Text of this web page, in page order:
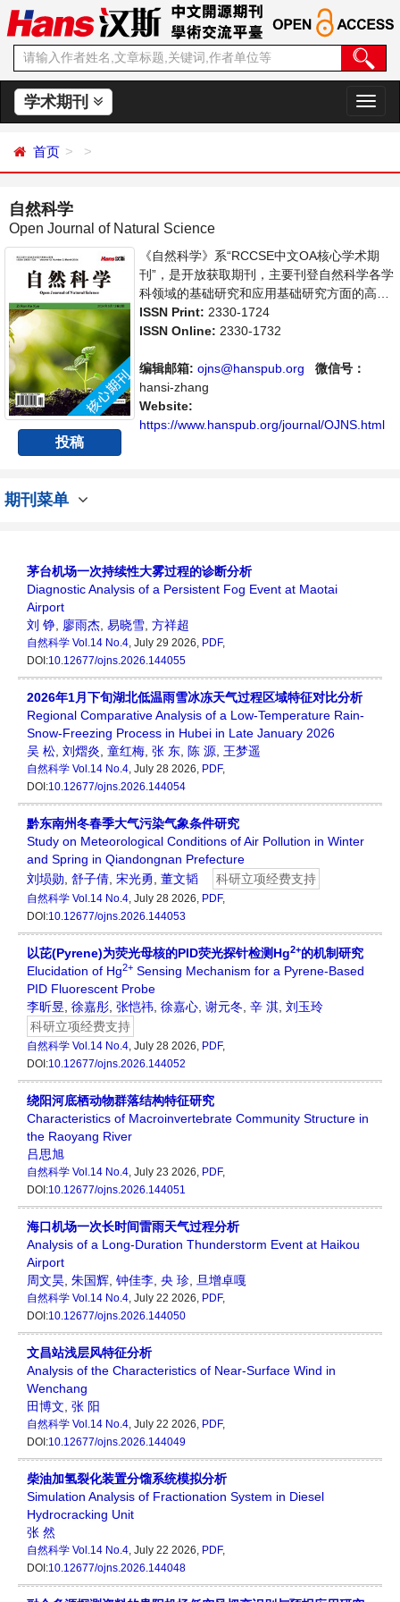
学术期刊
切
换
首页
自然科学
Open Journal of Natural Science
投稿
《自然科学》系“RCCSE中文OA核心学术期
刊”，是开放获取期刊，主要刊登自然科学各学
科领域的基础研究和应用基础研究方面的高水
平、有创造性和重要意义的最新研究成果论
文。本刊支持思想创新、学术创新，倡导科
在给世界范围内的科学家、学者、科研人员提
供一个传播、分享和讨论自然科学领域内不同
方向问题与发展的交流平台。
ISSN Print: 2330-1724
ISSN Online: 2330-1732
编辑邮箱: ojns@hanspub.org
微信号：
hansi-zhang
Website:
https://www.hanspub.org/journal/OJNS.html
期刊菜单
茅台机场一次持续性大雾过程的诊断分析
Diagnostic Analysis of a Persistent Fog Event at Maotai
Airport
刘 铮 廖雨杰 易晓雪 方祥超
自然科学 Vol.14 No.4, July 29 2026, PDF,
DOI:10.12677/ojns.2026.144055
2026年1月下旬湖北低温雨雪冰冻天气过程区域特征对比分析
Regional Comparative Analysis of a Low-Temperature Rain-
Snow-Freezing Process in Hubei in Late January 2026
吴 松 刘熠炎 童红梅 张 东 陈 源 王梦遥
自然科学 Vol.14 No.4, July 28 2026, PDF,
DOI:10.12677/ojns.2026.144054
黔东南州冬春季大气污染气象条件研究
Study on Meteorological Conditions of Air Pollution in Winter
and Spring in Qiandongnan Prefecture
刘埙勋 舒子倩 宋光勇 董文韬 科研立项经费支持
自然科学 Vol.14 No.4, July 28 2026, PDF,
DOI:10.12677/ojns.2026.144053
以芘(Pyrene)为荧光母核的PID荧光探针检测Hg2+的机制研究
Elucidation of Hg2+ Sensing Mechanism for a Pyrene-Based
PID Fluorescent Probe
李昕昱 徐嘉彤 张恺祎 徐嘉心 谢元冬 辛 淇 刘玉玲
科研立项经费支持
自然科学 Vol.14 No.4, July 28 2026, PDF,
DOI:10.12677/ojns.2026.144052
绕阳河底栖动物群落结构特征研究
Characteristics of Macroinvertebrate Community Structure in
the Raoyang River
吕思旭
自然科学 Vol.14 No.4, July 23 2026, PDF,
DOI:10.12677/ojns.2026.144051
海口机场一次长时间雷雨天气过程分析
Analysis of a Long-Duration Thunderstorm Event at Haikou
Airport
周文昊 朱国辉 钟佳李 央 珍 旦增卓嘎
自然科学 Vol.14 No.4, July 22 2026, PDF,
DOI:10.12677/ojns.2026.144050
文昌站浅层风特征分析
Analysis of the Characteristics of Near-Surface Wind in
Wenchang
田博文 张 阳
自然科学 Vol.14 No.4, July 22 2026, PDF,
DOI:10.12677/ojns.2026.144049
柴油加氢裂化装置分馏系统模拟分析
Simulation Analysis of Fractionation System in Diesel
Hydrocracking Unit
张 然
自然科学 Vol.14 No.4, July 22 2026, PDF,
DOI:10.12677/ojns.2026.144048